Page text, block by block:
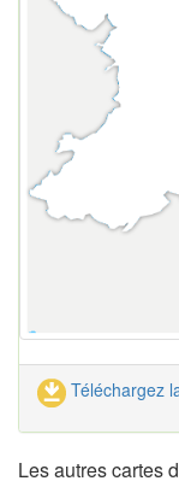
Téléchargez
Les autres cartes